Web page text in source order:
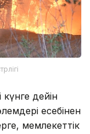
дейін
есебінен
мемлекеттік